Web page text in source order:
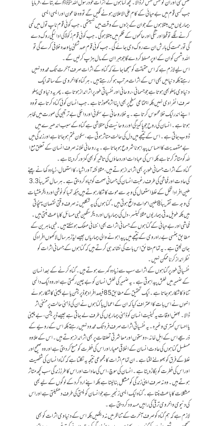
گھس گئی اور ان کو تہس نہس کر ڈالا۔کچھ گناہوں کے اثرات خود رسول اللہ ﷺنے بتائے، فرمایا
جب کسی قوم میں بے حیائی کے کام علی الاعلان ہونے لگیں گے تو وہ طاعون اور ایسی ایسی
بیماریوں میں مبتلا ہوں گے جو ان کے بڑوں کے وقت میں نہیںتھی۔ جب کوئی قوم ناپ تول میں کمی
کرنے لگے تو قحط اور تنگی اور حاکموں کے ظلم میں مبتلا ہوگی۔جب کوئی قوم زکوۃ کی ادائیگی روک دے
گی تو رحمت کی بارش ان سے روک دی جائے گی۔ جب کوئی قوم عہد شکنی یا وعدہ خلافی کرے گی تو
اللہ دشمن کو ان کے اوپر مسلط کردے گا جو جبرا ان کے مال ہڑپ کر لیں گے۔
اس لیے لازم ہے کہ اس حقیقت کو سمجھا جائے کہ گناہ کے اثرات صرف آخرت تک محدود نہیں
رہتے بلکہ دنیا میں بھی اس کے اثرات مرتب ہوکر رہتے ہیں۔ ہر گناہ کا اخروی کے ساتھ ایک
دنیاوی پہلو بھی ہوتا ہے جو جسمانی، روحانی اور نفسیاتی طورپر اثرانداز ہوتا ہے۔پھر یہ دنیاوی پہلو
صرف انفرادی نہیں بلکہ اجتماعی سطح پر بھی اپنا اثر چھوڑتا ہے۔ جب انسان کوئی گناہ کرتا ہے تو وہ
اپنے اندر ایک خلا محسوس کرتا ہے۔ یہ خلا روحانی بے سکونی اور داخلی بے ترتیبی کی صورت میں ظاہر
ہوتا ہے۔ انسان کی روح جو پاکیزگی اورروحانیت کی متلاشی ہے گناہ کے سبب اندھیرے میں
ڈوب جاتی ہے۔اس کے نتیجے میں دل کی حالت متاثر ہوتی ہے، سکون ختم ہو جاتا ہے اور زندگی میں
بے مقصدیت کا احساس پیدا ہوناشروع ہو جاتا ہے۔ یہ روحانی خلا نہ صرف انسان کے تعلق مع ا
للہ کو متاثر کرتا ہے بلکہ اس کی عبادات اور دعاؤں کی تاثیر کو بھی کمزور کر دیتا ہے۔
گناہ کے اثرات جسمانی طور پر بھی اثرا نداز ہوتے ہیں ،مثلانشہ آور اشیاء کا استعمال، زیادہ کھانے پینے
کی عادت اور فحاشی کی طرف رغبت انسان کی جسمانی صحت کو تباہ کر دیتی ہے۔ ہر سال تقریباً 3.3
ملین افراد الکحل کے غلط استعمال کی وجہ سے موت کا شکار ہوتے ہیں جبکہ تمباکو نوشی اور دیگر منشیات
کی وجہ سے تقریباً 8 ملین اموات واقع ہوتی ہیں۔ گناہوں کی یہ شکلیں نہ صرف وقتی نقصان پہنچاتی
ہیں بلکہ طویل مدتی بیماریوں مثلا کینسر، دل کی بیماریاں اور دیگر سنگین طبی مسائل کا باعث بنتی ہیں۔
فحاشی اور بے حیائی کے گناہوں کے جسمانی اثرات بھی انتہائی مہلک ہو سکتے ہیں۔ طبی ماہرین کے
مطابق جنسی بے راہ روی کے نتیجے میں پیدا ہونے والی بیماریاں جیسے ایڈز ہر سال لاکھوں افراد کی
جان لیتی ہے۔ یہ تمام حقائق اس بات کی نشاندہی کرتے ہیں کہ گناہوں کے جسمانی اثرات کو
نظرانداز کرنا ممکن نہیں۔
نفسیاتی طور پرگناہوں کے اثرات سب سے زیادہ گہرے ہوتے ہیں۔ گناہ کرنے کے بعد انسان
کے ضمیر میں خلش پیدا ہوتی ہے۔ یہ ضمیر کی خلش انسان کو بے چین رکھتی ہے اور وہ ایک دائمی
تناؤ کا شکار ہو جاتا ہے۔ ایک تحقیق کے مطابق85فیصد افراد جو ڈپریشن یا بے چینی کا شکار ہوئے
انہوں نے اس بات کا اعتراف کیا کہ ان کے اعمال یا گناہوں نے ان کی ذہنی حالت پر منفی اثر
ڈالا۔ بعض اوقات یہ کیفیت انسان کو ذہنی بیماریوں کی طرف لے جاتی ہے جیسے ڈپریشن، بے چینی
یا احساسِ کمتری وغیرہ۔ یہ نفسیاتی اثرات صرف فرد تک محدود نہیں رہتے بلکہ اس کے رویے کے
ذریعے اس کے اہلِ خانہ، دوستوں اور معاشرتی تعلقات پر بھی اثرانداز ہوتے ہیں۔ اس کے علاوہ
مسلسل گناہوں کی عادت انسان کے اخلاقی معیار اور اس کی فطرت کومسخ کر دیتی ہے اور وہ صحیح اور
غلط کے فرق کو بھولنے لگتا ہے۔ان تمام اثرات کا مجموعی نتیجہ یہ نکلتا ہے کہ گناہ انسان کی شخصیت
اور اس کی فطرت کو بگاڑ دیتا ہے۔ انسان کی سوچ، اس کی عادات اور اس کا طرزِ زندگی سب کچھ متاثر
ہوتے ہیں۔ وہ نہ صرف اپنی زندگی کو مشکل بنا لیتا ہے بلکہ اپنے اردگرد کے لوگوں کے لیے بھی
مشکلات کا باعث بنتا ہے۔ گناہ ایک ایسی زنجیر ہے جو انسان کو پستی کی طرف دھکیلتی ہے اور اس
کی دنیوی واخروی ترقی کی راہیں مسدود کر دیتی ہے۔
لازم ہے کہ ہم گناہ کو صرف آخرت کے تناظر میں نہ دیکھیں بلکہ اس کے دنیاوی اثرات کو بھی